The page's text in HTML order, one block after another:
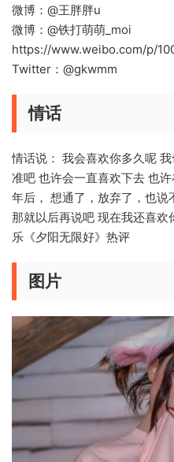
微博：@王胖胖u
微博：@铁打萌萌_moi
https://www.weibo.com/p/
Twitter：@gkwmm
情话
情话说： 我会喜欢你多久呢
准吧 也许会一直喜欢下去 也
年后， 想通了，放弃了，也说
那就以后再说吧 现在我还喜
乐《夕阳无限好》热评 ​​​
图片